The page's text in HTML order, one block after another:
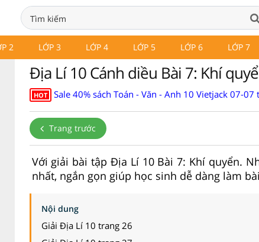
2 LỚP 3 LỚP 4 LỚP 5 LỚP 6 LỚP 7
Địa Lí 10 Cánh diều Bài 7: Khí
HOT Sale 40% sách Toán - Văn - Anh 10 Vietjack 07-07
Trang trước
Với giải bài tập Địa Lí 10 Bài 7: Khí quyển.
nhất, ngắn gọn giúp học sinh dễ dàng làm
Nội dung
Giải Địa Lí 10 trang 26